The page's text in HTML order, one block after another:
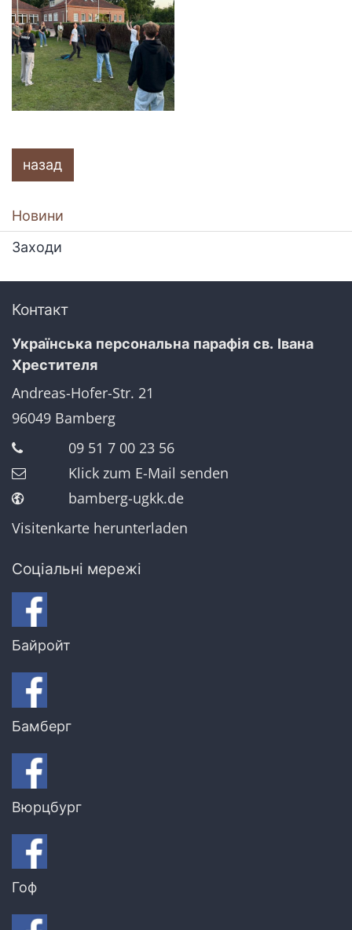
назад
Новини
Заходи
Контакт
Українська персональна парафія св. Івана
Хрестителя
Andreas-Hofer-Str. 21
96049 Bamberg
09 51 7 00 23 56
Klick zum E-Mail senden
bamberg-ugkk.de
Visitenkarte herunterladen
Соціальні мережі
Байройт
Бамберг
Вюрцбург
Гоф